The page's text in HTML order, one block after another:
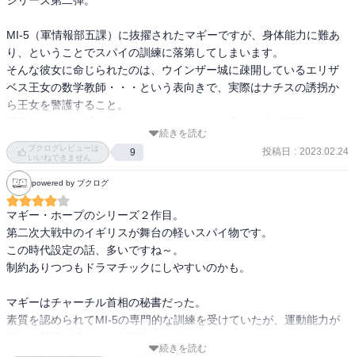
MI-5（軍情報部五課）に抜擢されたマギーですが、身体能力に難あ
り、ということでスパイの訓練に落第してしまいます。
そんな彼女に命じられたのは、ウインザー城に疎開しているエリザ
ベス王女の数学教師・・・という表向きで、実際はナチスの誘拐か
ら王女を警護すること。
しまうという事件が発生してしまい・・・。
相変わらず鼻っ柱の強いマギー。すぐ感情的になるし、自分の意に
そぐわない命令に対して上官に食って掛かったり、肝心の潜入捜査
でも“好き嫌い”で怪しい人物を判断しがちだったりと、“体力面だけ
でなくて、そういうところがスパイとして問題なんだってば！”とつ
っこみたくなります。
さらに、空軍に入隊した恋人のジョンが生死不明の状況になってし
感じ”になっちゃうのも、“おいおいマギー、乗換え早くない？”とい
う感じです。
展開されるのですが、イギリス側が甘すぎというか、後半で次々と
続きを読む
ブクログレビューは
いいねできません
9 投稿日 : 2023.02.24
powered by ブクログ
マギー・ホープのシリーズ２作目。
第二次大戦中のイギリスが舞台の軽いスパイ物です。
この時代設定の話、多いですね～。
制約ありつつもドラマチックにしやすいのかも。
マギーはチャーチル首相の秘書だった。
素質を認められてMI-5の専門的な訓練を受けていたが、運動能力が
エリザベス王女の家庭教師に任命される。
続きを読む